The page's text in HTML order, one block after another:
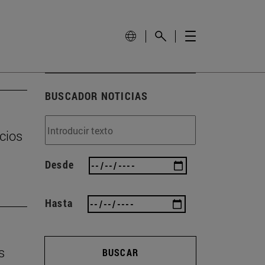
BUSCADOR NOTICIAS
Desde
Hasta
BUSCAR